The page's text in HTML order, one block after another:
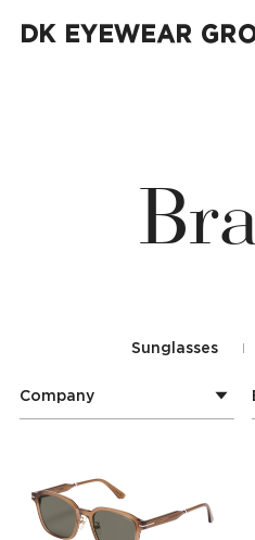
 
 
Br
Company
Sunglasses